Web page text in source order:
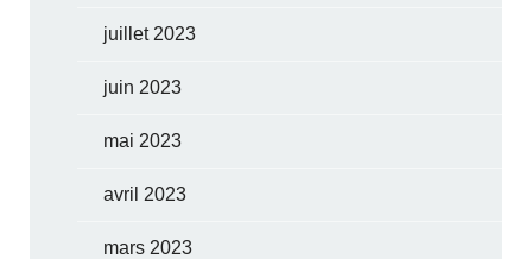
juillet 2023
juin 2023
mai 2023
avril 2023
mars 2023